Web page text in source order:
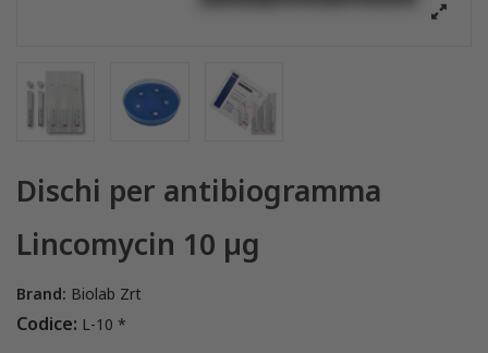
Dischi per antibiogramma
Lincomycin 10 µg
Brand: Biolab Zrt
Codice: L-10 *